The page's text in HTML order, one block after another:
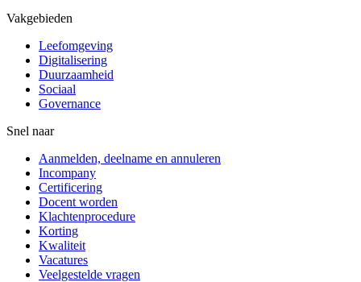
Vakgebieden
Leefomgeving
Digitalisering
Duurzaamheid
Sociaal
Governance
Snel naar
Aanmelden, deelname en annuleren
Incompany
Certificering
Docent worden
Klachtenprocedure
Korting
Kwaliteit
Vacatures
Veelgestelde vragen